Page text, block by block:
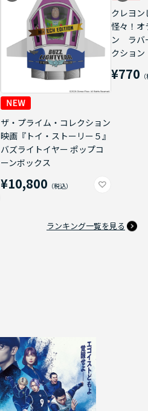
ザ・プライム・コレクション
映画『トイ・ストーリー５』
バズライトイヤー ポップコ
ーンボックス
¥10,800
クレヨン
怪々！オ
ン ラバ
クショ
¥770
ランキング一覧を見る